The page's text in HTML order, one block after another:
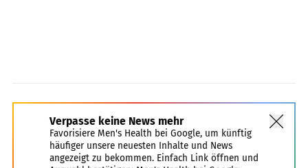
Verpasse keine News mehr
Favorisiere Men's Health bei Google, um künftig
häufiger unsere neuesten Inhalte und News
angezeigt zu bekommen. Einfach Link öffnen und